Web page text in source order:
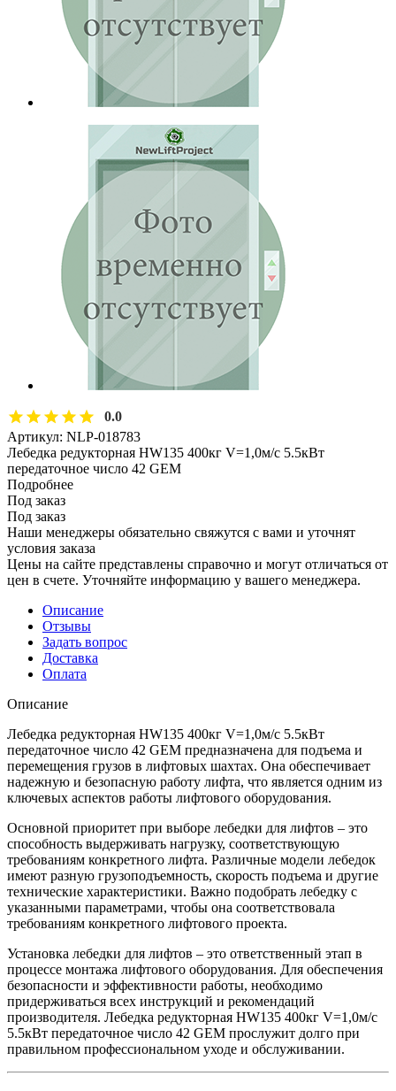
0.0
Артикул: NLP-018783
Лебедка редукторная HW135 400кг V=1,0м/с 5.5кВт
передаточное число 42 GEM
Подробнее
Под заказ
Под заказ
Наши менеджеры обязательно свяжутся с вами и уточнят
условия заказа
Цены на сайте представлены справочно и могут отличаться от
цен в счете. Уточняйте информацию у вашего менеджера.
Описание
Отзывы
Задать вопрос
Доставка
Оплата
Описание
Лебедка редукторная HW135 400кг V=1,0м/с 5.5кВт
передаточное число 42 GEM предназначена для подъема и
перемещения грузов в лифтовых шахтах. Она обеспечивает
надежную и безопасную работу лифта, что является одним из
ключевых аспектов работы лифтового оборудования.
Основной приоритет при выборе лебедки для лифтов – это
способность выдерживать нагрузку, соответствующую
требованиям конкретного лифта. Различные модели лебедок
имеют разную грузоподъемность, скорость подъема и другие
технические характеристики. Важно подобрать лебедку с
указанными параметрами, чтобы она соответствовала
требованиям конкретного лифтового проекта.
Установка лебедки для лифтов – это ответственный этап в
процессе монтажа лифтового оборудования. Для обеспечения
безопасности и эффективности работы, необходимо
придерживаться всех инструкций и рекомендаций
производителя. Лебедка редукторная HW135 400кг V=1,0м/с
5.5кВт передаточное число 42 GEM прослужит долго при
правильном профессиональном уходе и обслуживании.